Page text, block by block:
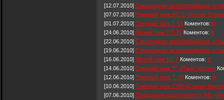
[12.07.2010] Самоходная артиллерийская
[07.07.2010] Тяжелый танк ИС-1 "Иосиф
[01.07.2010] Средний танк Т-54 Коментов: 0
[24.06.2010] Лёгкий танк ПТ-76 Коментов: 0
[22.06.2010] Самоходная артиллерийская
[19.06.2010] Самоходная артиллерийская
[16.06.2010] Лёгкий танк БТ-7 Коментов: 1
[14.06.2010] Средний танк ТГ «Танк Гротте»
[12.06.2010] Тяжёлый танк Т-35 Коментов: 0
[10.06.2010] Тяжёлый танк СМК «Сергей
[07.06.2010] Подводные лодки проекта 941